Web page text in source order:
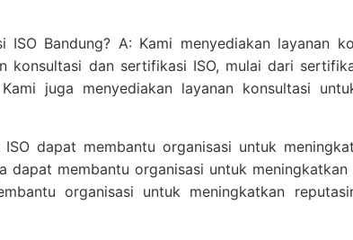
Bandung? A: Kami menyediakan layanan
konsultasi dan sertifikasi ISO, mulai dari
juga menyediakan layanan konsultasi
dapat membantu organisasi untuk
membantu organisasi untuk meningkatkan
organisasi untuk meningkatkan